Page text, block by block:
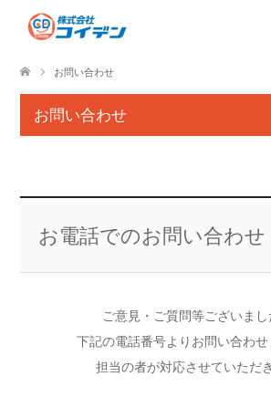
お問い合わせ
お問い合わせ
お電話でのお問い合わせ
ご意見・ご質問等ございまし
下記の電話番号よりお問い合わせ
担当の者が対応させていただ